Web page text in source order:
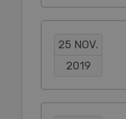
25 NOV.
2019